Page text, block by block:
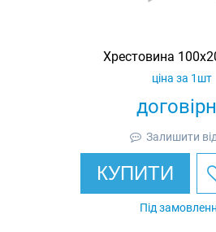
Хрестовина
ціна за 1шт
Залишити
КУПИТИ
Під